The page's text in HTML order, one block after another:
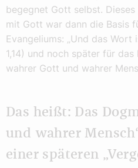
begegnet Gott selbst. Dieses
mit Gott war dann die Basis
Evangeliums: „Und das Wort
1,14) und noch später für
wahrer Gott und wahrer
Das heißt: Das
und wahrer
einer späteren